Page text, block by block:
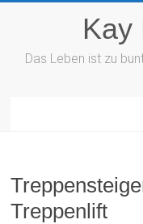
Kay
Das Leben ist zu
Treppenlift